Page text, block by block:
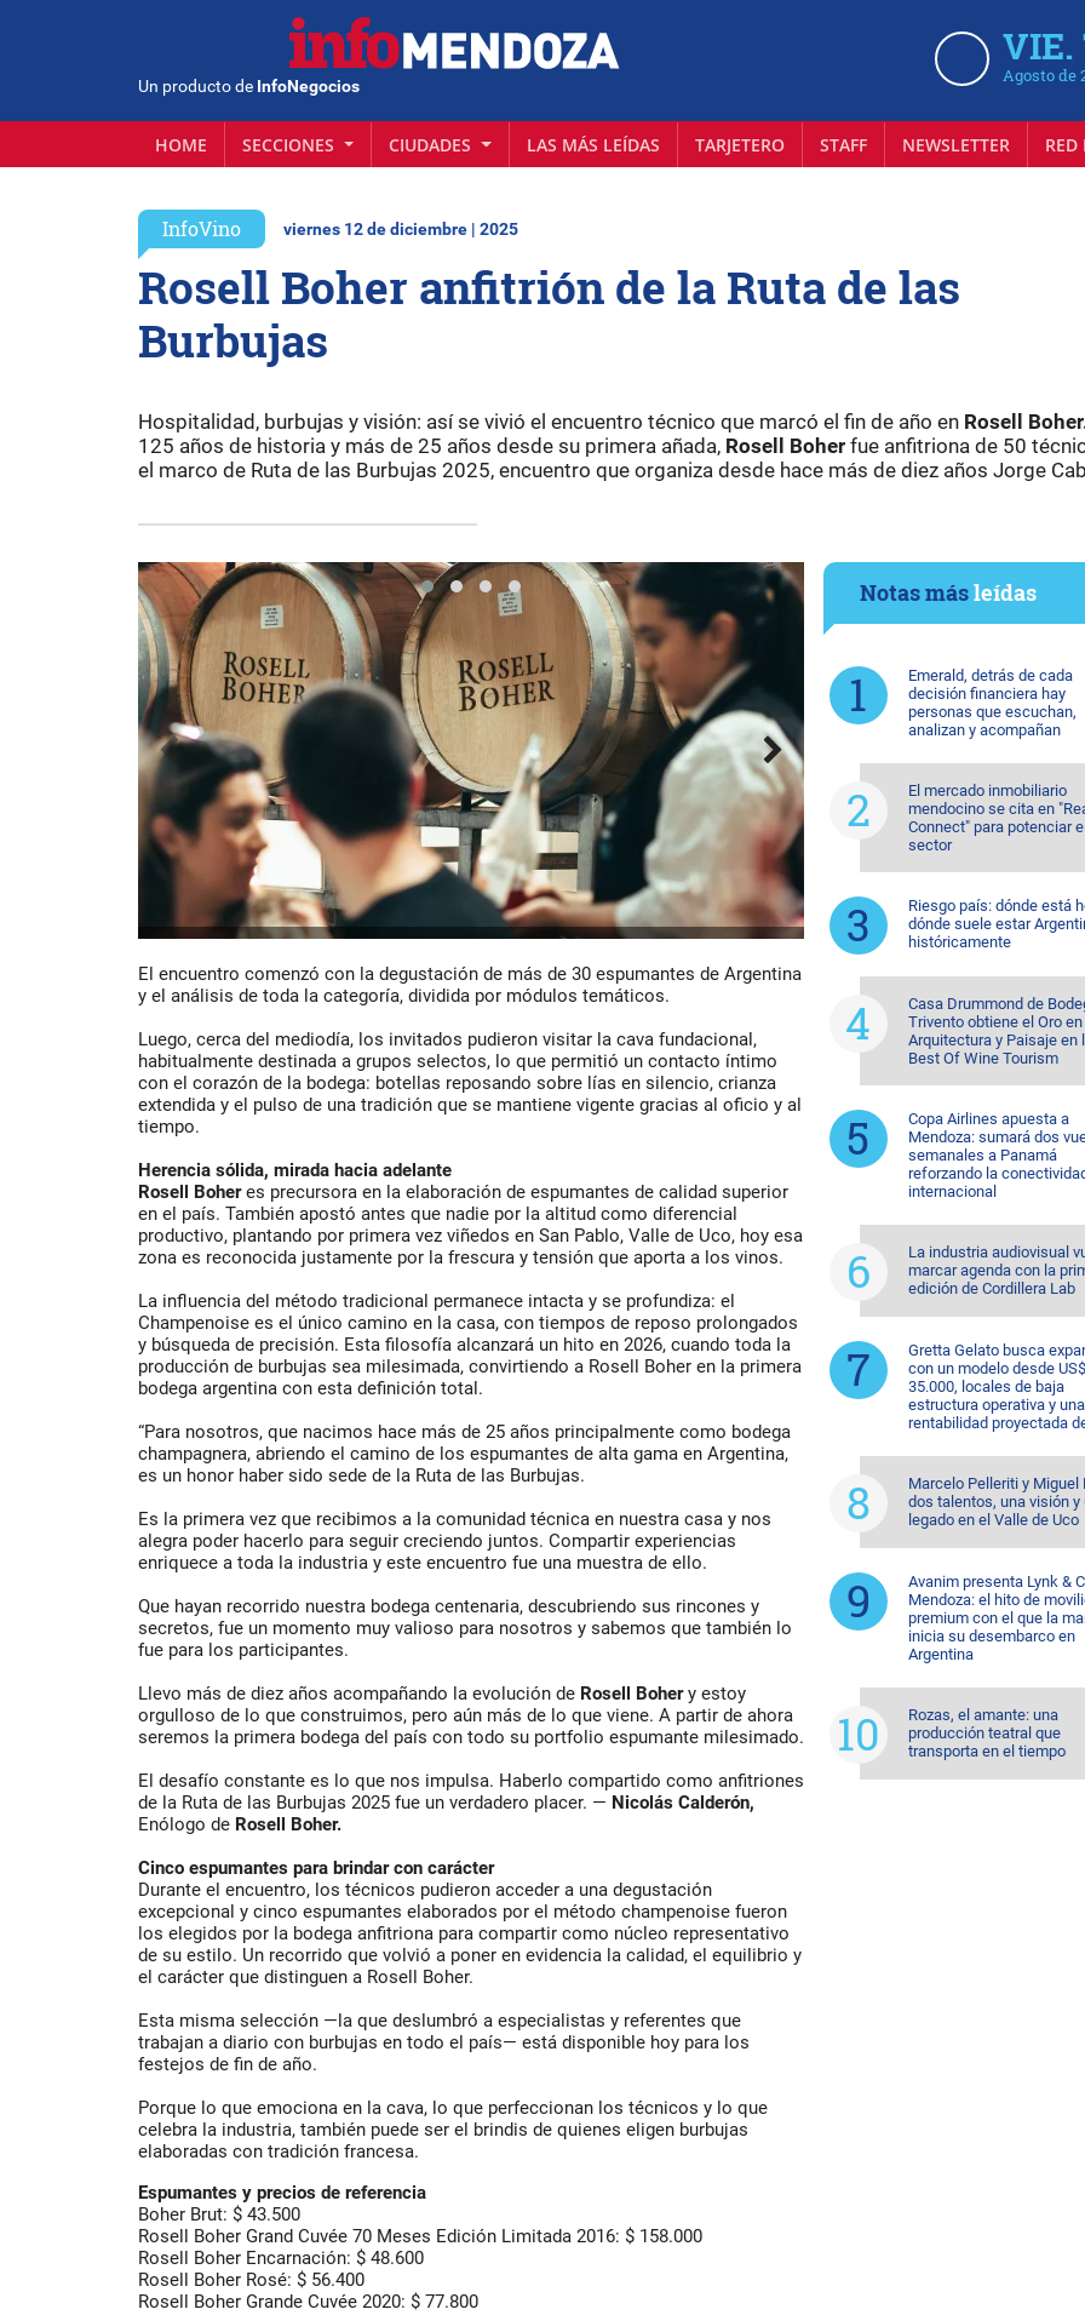
Un producto de InfoNegocios
VIE.
Agosto de
HOME SECCIONES CIUDADES LAS MÁS LEÍDAS TARJETERO STAFF NEWSLETTER
InfoVino viernes 12 de diciembre | 2025
Rosell Boher anfitrión de la Ruta de las
Burbujas
Hospitalidad, burbujas y visión: así se vivió el encuentro técnico que marcó el fin de año en Rosell
125 años de historia y más de 25 años desde su primera añada, Rosell Boher fue anfitriona de 50
el marco de Ruta de las Burbujas 2025, encuentro que organiza desde hace más de diez años Jorge
El encuentro comenzó con la degustación de más de 30 espumantes de Argentina
y el análisis de toda la categoría, dividida por módulos temáticos.
Luego, cerca del mediodía, los invitados pudieron visitar la cava fundacional,
habitualmente destinada a grupos selectos, lo que permitió un contacto íntimo
con el corazón de la bodega: botellas reposando sobre lías en silencio, crianza
extendida y el pulso de una tradición que se mantiene vigente gracias al oficio y al
tiempo.
Herencia sólida, mirada hacia adelante
Rosell Boheres precursora en la elaboración de espumantes de calidad superior
en el país. También apostó antes que nadie por la altitud como diferencial
productivo, plantando por primera vez viñedos en San Pablo, Valle de Uco, hoy esa
zona es reconocida justamente por la frescura y tensión que aporta a los vinos.
La influencia del método tradicional permanece intacta y se profundiza: el
Champenoise es el único camino en la casa, con tiempos de reposo prolongados
y búsqueda de precisión. Esta filosofía alcanzará un hito en 2026, cuando toda la
producción de burbujas sea milesimada, convirtiendo a Rosell Boher en la primera
bodega argentina con esta definición total.
“Para nosotros, que nacimos hace más de 25 años principalmente como bodega
champagnera, abriendo el camino de los espumantes de alta gama en Argentina,
es un honor haber sido sede de la Ruta de las Burbujas.
Es la primera vez que recibimos a la comunidad técnica en nuestra casa y nos
alegra poder hacerlo para seguir creciendo juntos. Compartir experiencias
enriquece a toda la industria y este encuentro fue una muestra de ello.
Que hayan recorrido nuestra bodega centenaria, descubriendo sus rincones y
secretos, fue un momento muy valioso para nosotros y sabemos que también lo
fue para los participantes.
Llevo más de diez años acompañando la evolución de Rosell Bohery estoy
orgulloso de lo que construimos, pero aún más de lo que viene. A partir de ahora
seremos la primera bodega del país con todo su portfolio espumante milesimado.
El desafío constante es lo que nos impulsa. Haberlo compartido como anfitriones
de la Ruta de las Burbujas 2025 fue un verdadero placer. — Nicolás Calderón,
Enólogo de Rosell Boher.
Cinco espumantes para brindar con carácter
Durante el encuentro, los técnicos pudieron acceder a una degustación
excepcional y cinco espumantes elaborados por el método champenoise fueron
los elegidos por la bodega anfitriona para compartir como núcleo representativo
de su estilo. Un recorrido que volvió a poner en evidencia la calidad, el equilibrio y
el carácter que distinguen a Rosell Boher.
Esta misma selección —la que deslumbró a especialistas y referentes que
trabajan a diario con burbujas en todo el país— está disponible hoy para los
festejos de fin de año.
Porque lo que emociona en la cava, lo que perfeccionan los técnicos y lo que
celebra la industria, también puede ser el brindis de quienes eligen burbujas
elaboradas con tradición francesa.
Espumantes y precios de referencia
Boher Brut: $ 43.500
Rosell Boher Grand Cuvée 70 Meses Edición Limitada 2016: $ 158.000
Rosell Boher Encarnación: $ 48.600
Rosell Boher Rosé: $ 56.400
Rosell Boher Grande Cuvée 2020: $ 77.800
Notas másleídas
Emerald, detrás de cada
decisión financiera hay
personas que escuchan,
analizan y acompañan
El mercado inmobiliario
mendocino se cita en
Connect" para potenciar
sector
Riesgo país: dónde está
dónde suele estar
históricamente
Casa Drummond de
Trivento obtiene el Oro en
Arquitectura y Paisaje en
Best Of Wine Tourism
Copa Airlines apuesta a
Mendoza: sumará dos
semanales a Panamá
reforzando la
internacional
La industria audiovisual
marcar agenda con la
edición de Cordillera Lab
Gretta Gelato busca
con un modelo desde US$
35.000, locales de baja
estructura operativa y una
rentabilidad proyectada
Marcelo Pelleriti y Miguel
dos talentos, una visión y
legado en el Valle de Uco
Avanim presenta Lynk &
Mendoza: el hito de
premium con el que la
inicia su desembarco en
Argentina
Rozas, el amante: una
producción teatral que
transporta en el tiempo